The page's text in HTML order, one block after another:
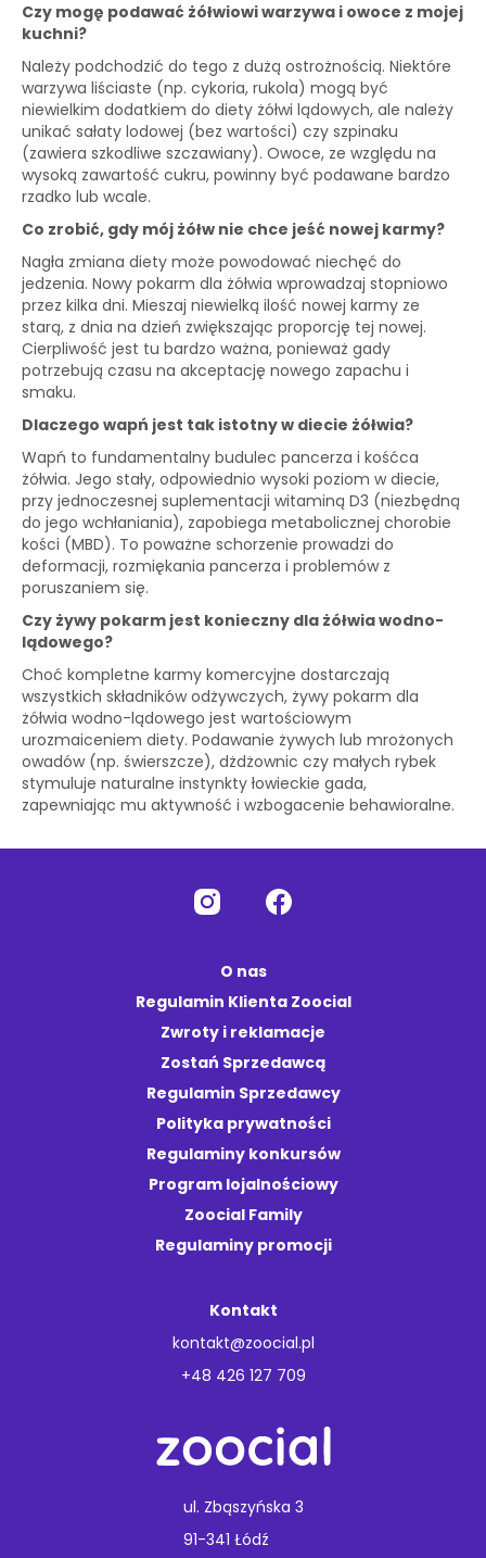
Czy mogę podawać żółwiowi warzywa i owoce z mojej
kuchni?
Należy podchodzić do tego z dużą ostrożnością. Niektóre
warzywa liściaste (np. cykoria, rukola) mogą być
niewielkim dodatkiem do diety żółwi lądowych, ale należy
unikać sałaty lodowej (bez wartości) czy szpinaku
(zawiera szkodliwe szczawiany). Owoce, ze względu na
wysoką zawartość cukru, powinny być podawane bardzo
rzadko lub wcale.
Co zrobić, gdy mój żółw nie chce jeść nowej karmy?
Nagła zmiana diety może powodować niechęć do
jedzenia. Nowy pokarm dla żółwia wprowadzaj stopniowo
przez kilka dni. Mieszaj niewielką ilość nowej karmy ze
starą, z dnia na dzień zwiększając proporcję tej nowej.
Cierpliwość jest tu bardzo ważna, ponieważ gady
potrzebują czasu na akceptację nowego zapachu i
smaku.
Dlaczego wapń jest tak istotny w diecie żółwia?
Wapń to fundamentalny budulec pancerza i kośćca
żółwia. Jego stały, odpowiednio wysoki poziom w diecie,
przy jednoczesnej suplementacji witaminą D3 (niezbędną
do jego wchłaniania), zapobiega metabolicznej chorobie
kości (MBD). To poważne schorzenie prowadzi do
deformacji, rozmiękania pancerza i problemów z
poruszaniem się.
Czy żywy pokarm jest konieczny dla żółwia wodno-
lądowego?
Choć kompletne karmy komercyjne dostarczają
wszystkich składników odżywczych, żywy pokarm dla
żółwia wodno-lądowego jest wartościowym
urozmaiceniem diety. Podawanie żywych lub mrożonych
owadów (np. świerszcze), dżdżownic czy małych rybek
stymuluje naturalne instynkty łowieckie gada,
zapewniając mu aktywność i wzbogacenie behawioralne.
O nas
Regulamin Klienta Zoocial
Zwroty i reklamacje
Zostań Sprzedawcą
Regulamin Sprzedawcy
Polityka prywatności
Regulaminy konkursów
Program lojalnościowy
Zoocial Family
Regulaminy promocji
Kontakt
kontakt@zoocial.pl
+48 426 127 709
ul. Zbąszyńska 3
91-341 Łódź